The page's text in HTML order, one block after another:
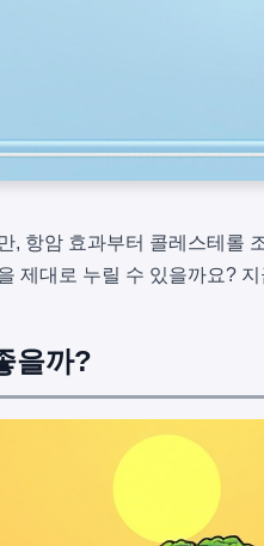
, 항암 효과부터 콜레스테롤
제대로 누릴 수 있을까요?
을까?